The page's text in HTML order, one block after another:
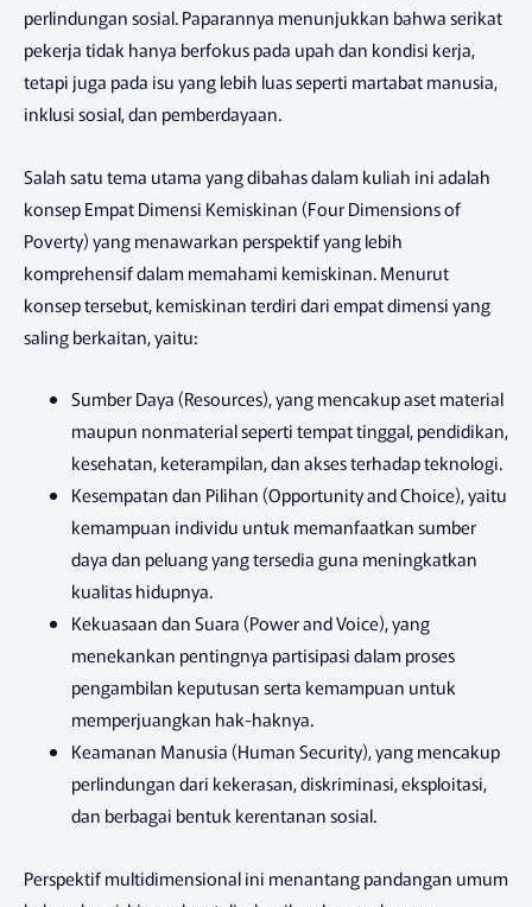
perlindungan sosial. Paparannya menunjukkan bahwa serikat
pekerja tidak hanya berfokus pada upah dan kondisi kerja,
tetapi juga pada isu yang lebih luas seperti martabat manusia,
inklusi sosial, dan pemberdayaan.
Salah satu tema utama yang dibahas dalam kuliah ini adalah
konsep Empat Dimensi Kemiskinan (Four Dimensions of
Poverty) yang menawarkan perspektif yang lebih
komprehensif dalam memahami kemiskinan. Menurut
konsep tersebut, kemiskinan terdiri dari empat dimensi yang
saling berkaitan, yaitu:
Sumber Daya (Resources), yang mencakup aset material
maupun nonmaterial seperti tempat tinggal, pendidikan,
kesehatan, keterampilan, dan akses terhadap teknologi.
Kesempatan dan Pilihan (Opportunity and Choice), yaitu
kemampuan individu untuk memanfaatkan sumber
daya dan peluang yang tersedia guna meningkatkan
kualitas hidupnya.
Kekuasaan dan Suara (Power and Voice), yang
menekankan pentingnya partisipasi dalam proses
pengambilan keputusan serta kemampuan untuk
memperjuangkan hak-haknya.
Keamanan Manusia (Human Security), yang mencakup
perlindungan dari kekerasan, diskriminasi, eksploitasi,
dan berbagai bentuk kerentanan sosial.
Perspektif multidimensional ini menantang pandangan umum